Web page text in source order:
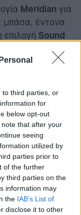
to third parties, or
for
below opt-out
that after your
seeing
utilized by
parties prior to
of the further
third parties on the
information may
the IAB’s List of
disclose it to other
Meridian για
μπάσα, έντονα
Sound
Παράλληλα,
με ειδικό φωτισμό
Επιπλέον, η
ώρες, δίνοντας
τη
να ανησυχούν